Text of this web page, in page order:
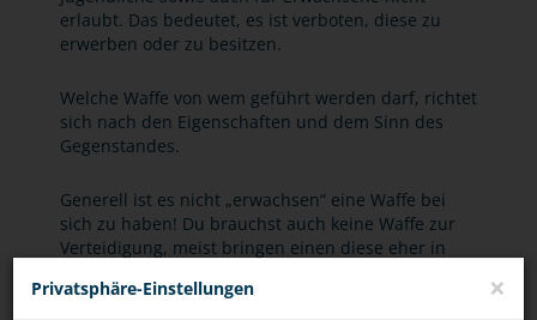
erlaubt. Das bedeutet, es ist verboten, diese zu
erwerben oder zu besitzen.
Welche Waffe von wem geführt werden darf, richtet
sich nach den Eigenschaften und dem Sinn des
Gegenstandes.
Generell ist es nicht „erwachsen“ eine Waffe bei
sich zu haben! Du brauchst auch keine Waffe zur
Verteidigung, meist bringen einen diese eher in
illegalen Waffen mit dem Gesetz in Konflikt, zum
Privatsphäre-Einstellungen ×